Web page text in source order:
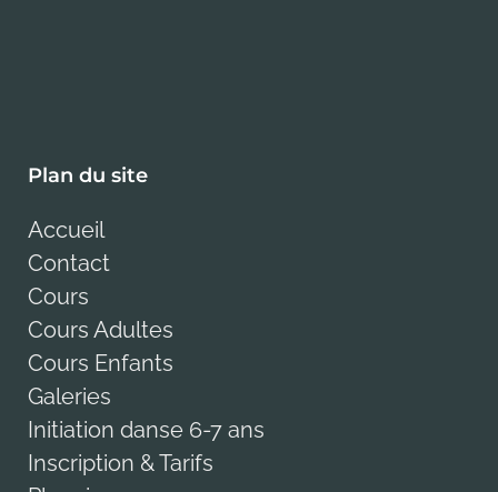
Plan du site
Accueil
Contact
Cours
Cours Adultes
Cours Enfants
Galeries
Initiation danse 6-7 ans
Inscription & Tarifs